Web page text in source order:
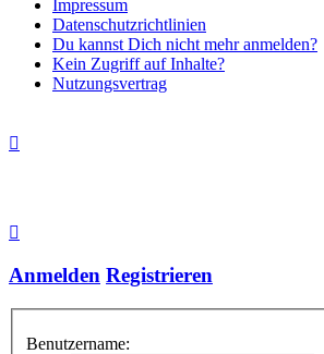
Impressum
Datenschutzrichtlinien
Du kannst Dich nicht mehr anmelden?
Kein Zugriff auf Inhalte?
Nutzungsvertrag
Anmelden Registrieren
Benutzername: